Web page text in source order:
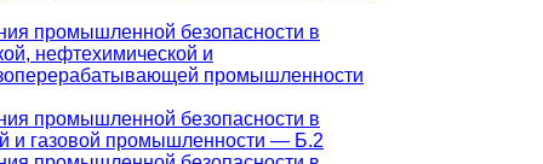
промышленной безопасности в
нефтехимической и
промышленности
промышленной безопасности в
и газовой промышленности — Б.2